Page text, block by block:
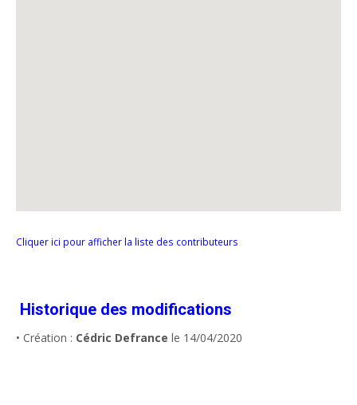
Cliquer ici pour afficher la liste des contributeurs
Historique des modifications
• Création : Cédric Defrance le 14/04/2020